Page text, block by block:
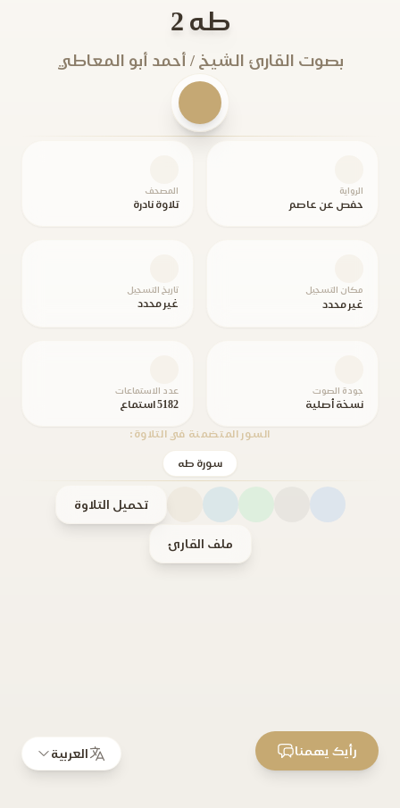
طه 2
بصوت القارئ الشيخ / أحمد أبو المعاطي
الرواية
حفص عن عاصم
المصحف
تلاوة نادرة
مكان التسجيل
غير محدد
تاريخ التسجيل
غير محدد
جودة الصوت
نسخة أصلية
عدد الاستماعات
5182 استماع
السور المتضمنة في التلاوة:
سورة طه
تحميل التلاوة
ملف القارئ
العربية رأيك يهمنا